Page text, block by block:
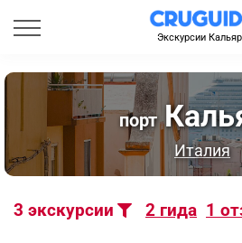
Экскурсии
порт
Италия
3 экскурсии 2 гида 1